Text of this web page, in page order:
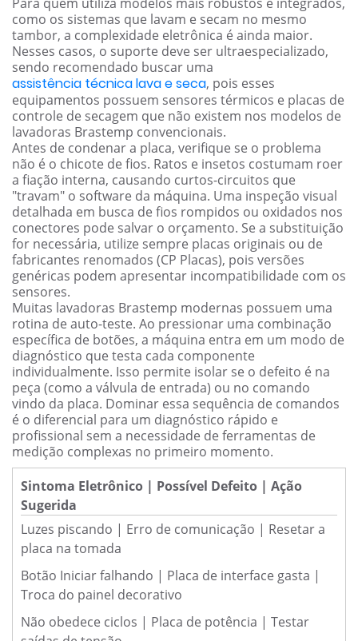
Para quem utiliza modelos mais robustos e integrados,
como os sistemas que lavam e secam no mesmo
tambor, a complexidade eletrônica é ainda maior.
Nesses casos, o suporte deve ser ultraespecializado,
sendo recomendado buscar uma
assistência técnica lava e seca, pois esses
equipamentos possuem sensores térmicos e placas de
controle de secagem que não existem nos modelos de
lavadoras Brastemp convencionais.
Antes de condenar a placa, verifique se o problema
não é o chicote de fios. Ratos e insetos costumam roer
a fiação interna, causando curtos-circuitos que
"travam" o software da máquina. Uma inspeção visual
detalhada em busca de fios rompidos ou oxidados nos
conectores pode salvar o orçamento. Se a substituição
for necessária, utilize sempre placas originais ou de
fabricantes renomados (CP Placas), pois versões
genéricas podem apresentar incompatibilidade com os
sensores.
Muitas lavadoras Brastemp modernas possuem uma
rotina de auto-teste. Ao pressionar uma combinação
específica de botões, a máquina entra em um modo de
diagnóstico que testa cada componente
individualmente. Isso permite isolar se o defeito é na
peça (como a válvula de entrada) ou no comando
vindo da placa. Dominar essa sequência de comandos
é o diferencial para um diagnóstico rápido e
profissional sem a necessidade de ferramentas de
medição complexas no primeiro momento.
Sintoma Eletrônico | Possível Defeito | Ação
Sugerida
Luzes piscando | Erro de comunicação | Resetar a
placa na tomada
Botão Iniciar falhando | Placa de interface gasta |
Troca do painel decorativo
Não obedece ciclos | Placa de potência | Testar